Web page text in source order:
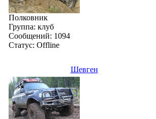
Полковник
Группа: клуб
Сообщений: 1094
Статус: Offline
Шевген